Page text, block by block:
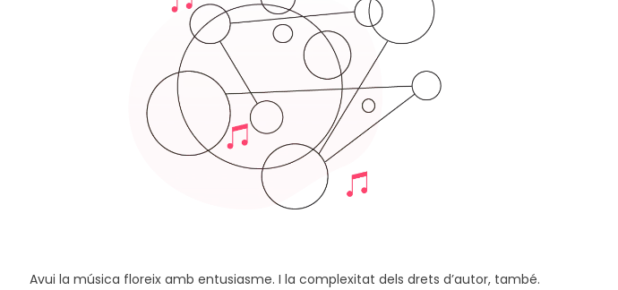
Avui la música floreix amb entusiasme. I la complexitat dels drets d’autor, també.